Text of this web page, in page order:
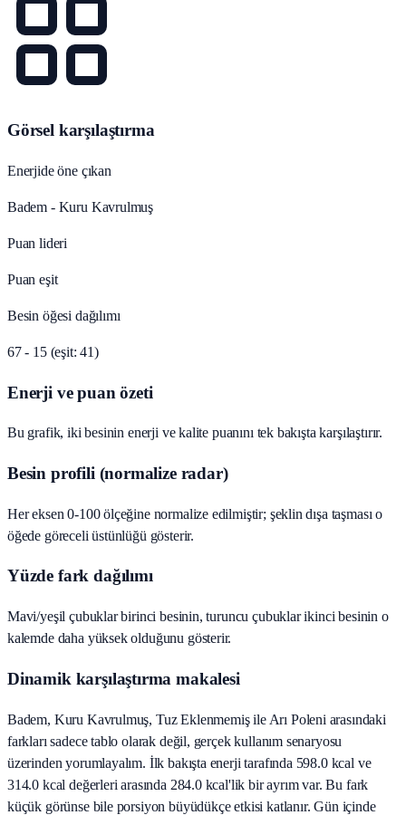
Görsel karşılaştırma
Enerjide öne çıkan
Badem - Kuru Kavrulmuş
Puan lideri
Puan eşit
Besin öğesi dağılımı
67 - 15 (eşit: 41)
Enerji ve puan özeti
Bu grafik, iki besinin enerji ve kalite puanını tek bakışta karşılaştırır.
Besin profili (normalize radar)
Her eksen 0-100 ölçeğine normalize edilmiştir; şeklin dışa taşması o
öğede göreceli üstünlüğü gösterir.
Yüzde fark dağılımı
Mavi/yeşil çubuklar birinci besinin, turuncu çubuklar ikinci besinin o
kalemde daha yüksek olduğunu gösterir.
Dinamik karşılaştırma makalesi
Badem, Kuru Kavrulmuş, Tuz Eklenmemiş ile Arı Poleni arasındaki
farkları sadece tablo olarak değil, gerçek kullanım senaryosu
üzerinden yorumlayalım. İlk bakışta enerji tarafında 598.0 kcal ve
314.0 kcal değerleri arasında 284.0 kcal'lik bir ayrım var. Bu fark
küçük görünse bile porsiyon büyüdükçe etkisi katlanır. Gün içinde